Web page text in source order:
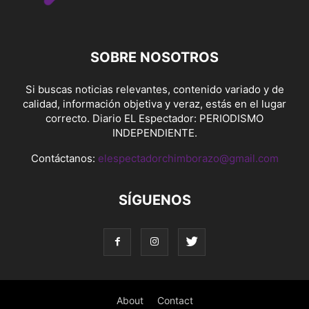
SOBRE NOSOTROS
Si buscas noticias relevantes, contenido variado y de
calidad, información objetiva y veraz, estás en el lugar
correcto. Diario EL Espectador: PERIODISMO
INDEPENDIENTE.
Contáctanos: elespectadorchimborazo@gmail.com
SÍGUENOS
About Contact